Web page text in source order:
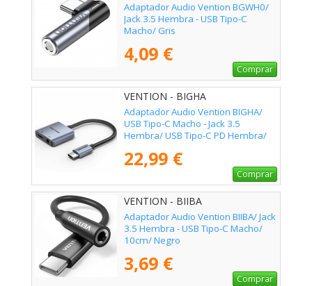
Adaptador Audio Vention BGWH0/
Jack 3.5 Hembra - USB Tipo-C
Macho/ Gris
4,09 €
Comprar
VENTION - BIGHA
Adaptador Audio Vention BIGHA/
USB Tipo-C Macho - Jack 3.5
Hembra/ USB Tipo-C PD Hembra/
22,99 €
Comprar
VENTION - BIIBA
Adaptador Audio Vention BIIBA/ Jack
3.5 Hembra - USB Tipo-C Macho/
10cm/ Negro
3,69 €
Comprar